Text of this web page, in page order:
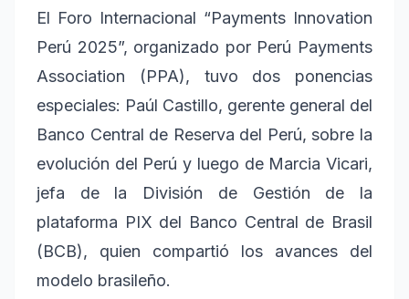
El Foro Internacional “Payments Innovation
Perú 2025”, organizado por Perú Payments
Association (PPA), tuvo dos ponencias
especiales: Paúl Castillo, gerente general del
Banco Central de Reserva del Perú, sobre la
evolución del Perú y luego de Marcia Vicari,
jefa de la División de Gestión de la
plataforma PIX del Banco Central de Brasil
(BCB), quien compartió los avances del
modelo brasileño.